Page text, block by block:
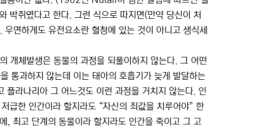
박쥐였다고 한다. 그런 식으로 따지면(만약 당신이 처
연하게도 유전요소란 혈청에 있는 것이 아니고 생식세
개체발생은 동물의 과정을 되풀이하지 않는다. 그 어떤
통과하지 않는데 이는 태아의 호흡기가 늦게 발달하는
플라나리아 그 어느것도 이런 과정을 거치지 않는다. 인
급한 인간이라 할지라도 “자신의 죄값을 치루어야” 한
, 최고 단계의 동물이라 할지라도 인간을 죽이고 그 고